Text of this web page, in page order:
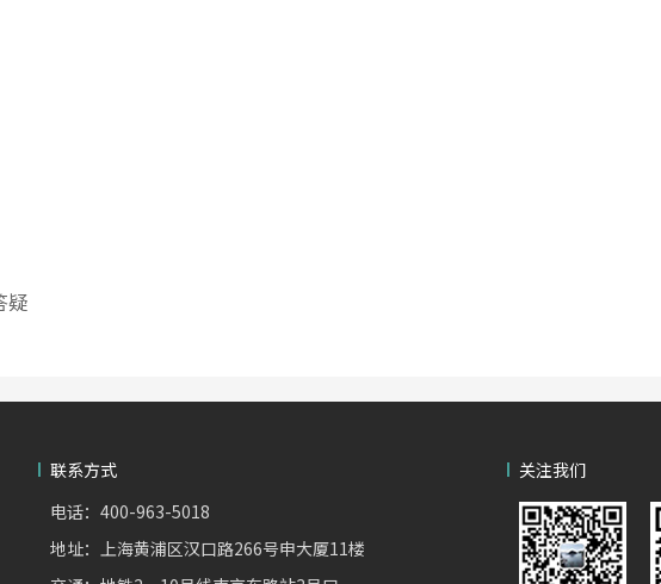
疑
联系方式
电话：400-963-5018
地址：上海‌黄浦区汉口路266号申大厦11楼
关注我们